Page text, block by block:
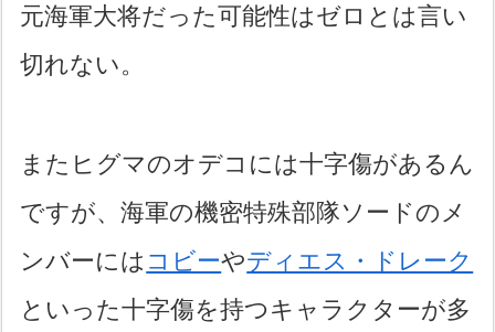
元海軍大将だった可能性はゼロとは言い
切れない。
またヒグマのオデコには十字傷があるん
ですが、海軍の機密特殊部隊ソードのメ
ンバーには コビーやディエス・ドレーク
といった十字傷を持つキャラクターが多